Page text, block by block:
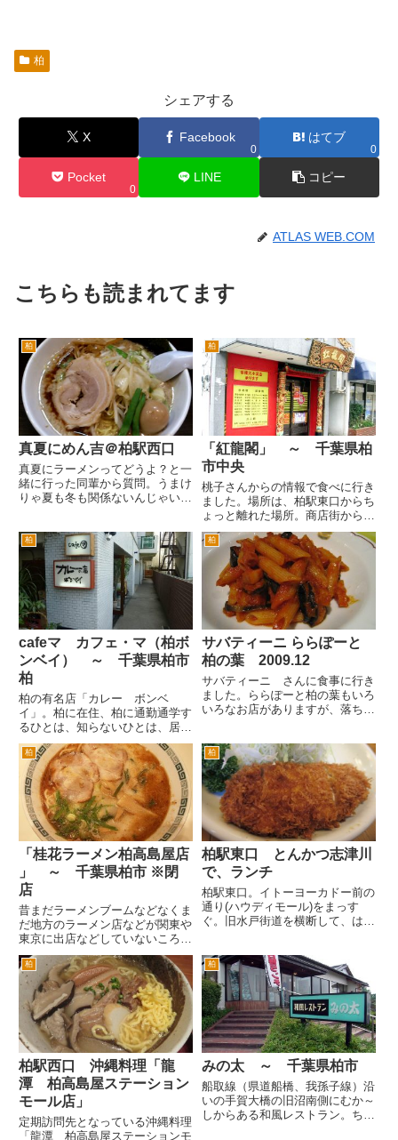
柏
シェアする
X Facebook
0
はてブ
0
Pocket
0
LINE コピー
ATLAS WEB.COM
こちらも読まれてます
柏
真夏にめん吉＠柏駅西口
真夏にラーメンってどうよ？と一
緒に行った同輩から質問。うまけ
りゃ夏も冬も関係ないんじゃい。
下だと駅から遠いお店は、歩いて
行くのも大変。でもめん吉さん
は、柏駅西口あるいは南口を出
て、...
柏
「紅龍閣」 ～ 千葉県柏
市中央
桃子さんからの情報で食べに行き
ました。場所は、柏駅東口からち
ょっと離れた場所。商店街から住
宅街になろうかという地域です。
１６号からだと、焼肉平城苑（柏
温泉隣）脇を入り、柏郵便局の前
の通りを入り南柏方面へずっと進
み、レイソルサッカー前の通り...
柏
cafeマ カフェ・マ（柏ボ
ンベイ） ～ 千葉県柏市
柏
柏の有名店「カレー ボンベ
イ」。柏に在住、柏に通勤通学す
るひとは、知らないひとは、居な
いくらいの有名店でした。 爆風
スランプのサンプラザ中野が、
「死ぬ前に食べたい食べ物は、ボ
ンベイのカレー」といったのも有
名な話です。 残念ながら、入居
してい...
柏
サバティーニ ららぽーと
柏の葉 2009.12
サバティーニ さんに食事に行き
ました。ららぽーと柏の葉もいろ
いろなお店がありますが、落ち着
ールが、飲めないからサン・ペレ
グリノ。 前菜の野菜をいろいろ
詰め込んだお料理。 ローストビ
ー...
柏
「桂花ラーメン柏高島屋店
」 ～ 千葉県柏市 ※閉
店
昔まだラーメンブームなどなくま
だ地方のラーメン店などが関東や
東京に出店などしていないころに
テレビで、熊本の地元で有名なラ
ーメン屋さんが東京・新宿に出店
して話題になっているというのを
見たことがあります。そんな今の
地方から東京のラーメンブーム
の...
柏
柏駅東口 とんかつ志津川
で、ランチ
柏駅東口。イトーヨーカドー前の
通り(ハウディモール)をまっす
ぐ。旧水戸街道を横断して、はじ
子があります。柏神社の横の路地
からも来ることができます。 ラ
ンチメニューは、こんな感じ。
千...
柏
柏駅西口 沖縄料理「龍
潭 柏高島屋ステーション
モール店」
定期訪問先となっている沖縄料理
「龍潭 柏高島屋ステーションモ
柏
みの太 ～ 千葉県柏市
船取線（県道船橋、我孫子線）沿
いの手賀大橋の旧沼南側にむか～
しからある和風レストラン。ちょ